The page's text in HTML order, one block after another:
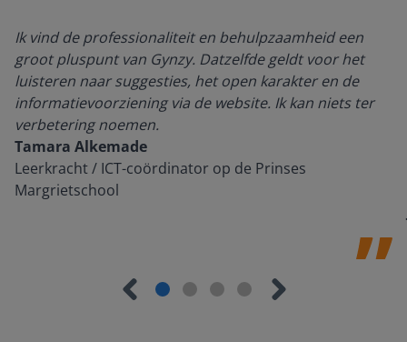
Ik vind de professionaliteit en behulpzaamheid een
groot pluspunt van Gynzy. Datzelfde geldt voor het
luisteren naar suggesties, het open karakter en de
informatievoorziening via de website. Ik kan niets ter
verbetering noemen.
Tamara Alkemade
Leerkracht / ICT-coördinator op de Prinses
Margrietschool